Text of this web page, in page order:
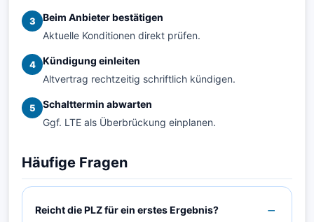
3
Beim Anbieter bestätigen
Aktuelle Konditionen direkt prüfen.
4
Kündigung einleiten
Altvertrag rechtzeitig schriftlich kündigen.
5
Schalttermin abwarten
Ggf. LTE als Überbrückung einplanen.
Häufige Fragen
Reicht die PLZ für ein erstes Ergebnis?